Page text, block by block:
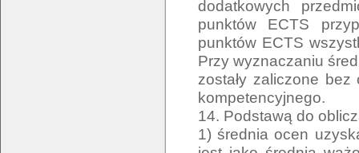
dodatkowych
punktów ECTS
punktów ECTS
Przy wyznaczaniu
zostały zaliczone
kompetencyjnego.
14. Podstawą do
1) średnia ocen